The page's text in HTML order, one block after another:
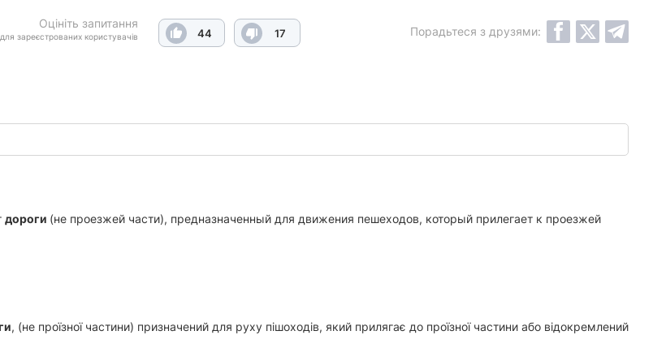
Оцініть запитання
зареєстрованих користувачів 44 17 Порадьтеся з друзями:
дороги (не проезжей части), предназначенный для движения пешеходов, который прилегает к проезжей
, (не проїзної частини) призначений для руху пішоходів, який прилягає до проїзної частини або відокремлений